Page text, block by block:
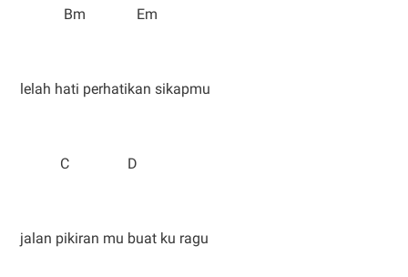
Bm Em
lelah hati perhatikan sikapmu
C D
jalan pikiran mu buat ku ragu